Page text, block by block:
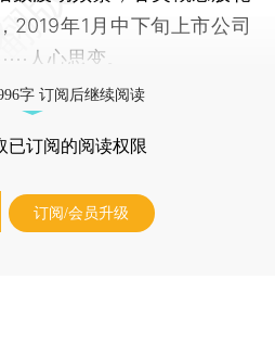
2019年1月中下旬上市公司
人心思变。
字 订阅后继续阅读
已订阅的阅读权限
订阅/会员升级